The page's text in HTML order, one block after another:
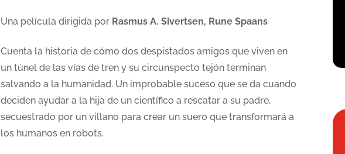
Una película dirigida por Rasmus A. Sivertsen, Rune Spaans
Cuenta la historia de cómo dos despistados amigos que viven en
un túnel de las vías de tren y su circunspecto tejón terminan
salvando a la humanidad. Un improbable suceso que se da cuando
deciden ayudar a la hija de un científico a rescatar a su padre,
secuestrado por un villano para crear un suero que transformará a
los humanos en robots.